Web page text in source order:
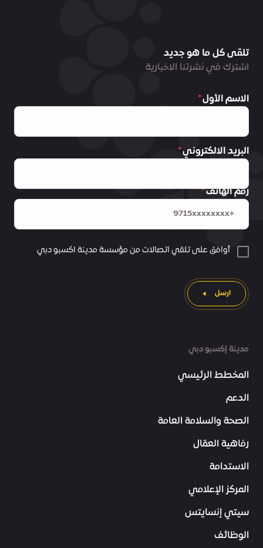
مدينة إكسبو دبي
المخطط الرئيسي
الدعم
الصحة والسلامة العامة
رفاهية العمّال
الاستدامة
المركز الإعلامي
سيتي إنسايتس
الوظائف
تلقى كل ما هو جديد
اشترك في نشرتنا الاخبارية
الاسم الأول
البريد الالكتروني
رقم الهاتف
أوافق على تلقي اتصالات من مؤسسة مدينة اكسبو دبي
ارسل